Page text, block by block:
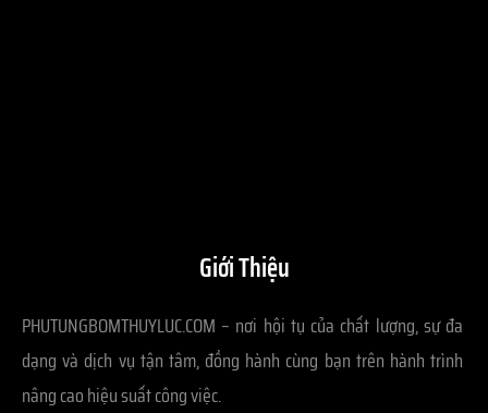
Giới Thiệu
PHUTUNGBOMTHUYLUC.COM – nơi hội tụ của chất lượng, sự đa
dạng và dịch vụ tận tâm, đồng hành cùng bạn trên hành trình
nâng cao hiệu suất công việc.